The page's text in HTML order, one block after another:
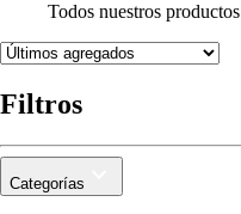
Todos nuestros productos
Filtros
Categorías